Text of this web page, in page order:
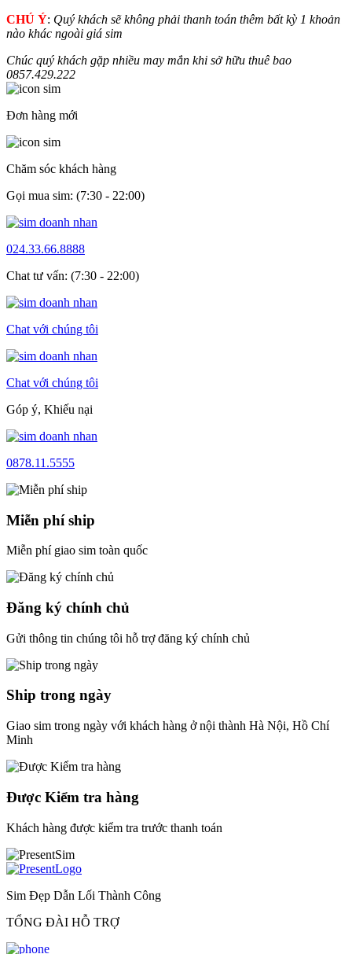
CHÚ Ý: Quý khách sẽ không phải thanh toán thêm bất kỳ 1 khoản
nào khác ngoài giá sim
Chúc quý khách gặp nhiều may mắn khi sở hữu thuê bao
0857.429.222
Đơn hàng mới
Chăm sóc khách hàng
Gọi mua sim: (7:30 - 22:00)
024.33.66.8888
Chat tư vấn: (7:30 - 22:00)
Chat với chúng tôi
Chat với chúng tôi
Góp ý, Khiếu nại
0878.11.5555
Miễn phí ship
Miễn phí giao sim toàn quốc
Đăng ký chính chủ
Gửi thông tin chúng tôi hỗ trợ đăng ký chính chủ
Ship trong ngày
Giao sim trong ngày với khách hàng ở nội thành Hà Nội, Hồ Chí
Minh
Được Kiểm tra hàng
Khách hàng được kiểm tra trước thanh toán
Sim Đẹp Dẫn Lối Thành Công
TỔNG ĐÀI HỖ TRỢ